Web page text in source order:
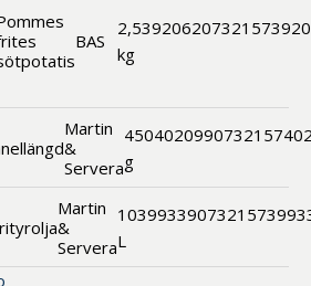
BAS
2,5
kg
392062
Martin
&
Servera
450
g
402099
Martin
&
Servera
10
L
399339